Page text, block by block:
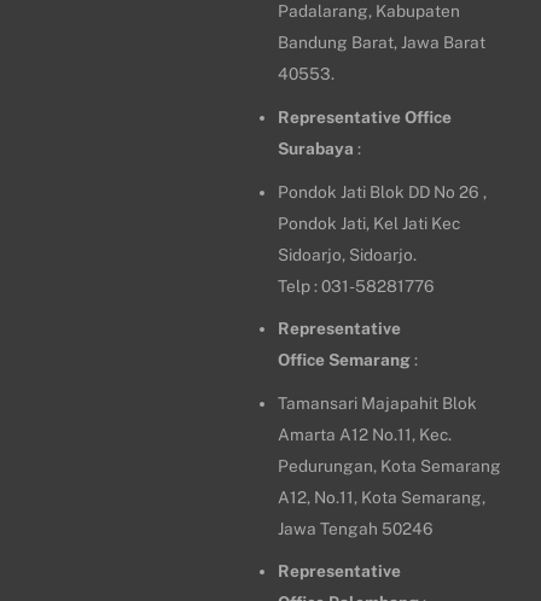
Padalarang, Kabupaten
Bandung Barat, Jawa Barat
40553.
Representative Office
Surabaya :
Pondok Jati Blok DD No 26 ,
Pondok Jati, Kel Jati Kec
Sidoarjo, Sidoarjo.
Telp : 031-58281776
Representative
Office Semarang :
Tamansari Majapahit Blok
Amarta A12 No.11, Kec.
Pedurungan, Kota Semarang
A12, No.11, Kota Semarang,
Jawa Tengah 50246
Representative